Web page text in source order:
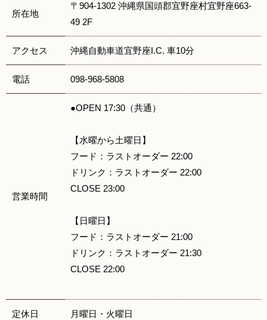
所在地
〒904-1302 沖縄県国頭郡宜野座村宜野座663-
49 2F
アクセス 沖縄自動車道宜野座I.C. 車10分
電話 098-968-5808
営業時間
●OPEN 17:30（共通）
【水曜から土曜日】
フード：ラストオーダー 22:00
ドリンク：ラストオーダー 22:00
CLOSE 23:00
【日曜日】
フード：ラストオーダー 21:00
ドリンク：ラストオーダー 21:30
CLOSE 22:00
定休日 月曜日・火曜日